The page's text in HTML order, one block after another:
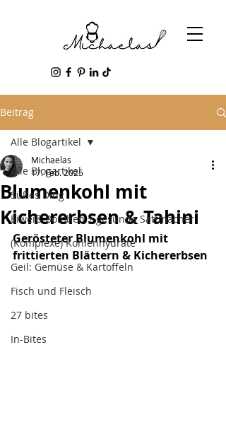
Beitrag
Alle Blogartikel
Süßes Ding
Eiweiß-Bomben + gesunde Sattmacher
(Komplexe) Kohlenhydrate
Geil: Gemüse & Kartoffeln
Fisch und Fleisch
27 bites
In-Bites
Alle Blogartikel
Blumenkohl mit
Kichererbsen & Tahini
Michaelas
17. Feb. 2025
Gerösteter Blumenkohl mit
frittierten Blättern & Kichererbsen